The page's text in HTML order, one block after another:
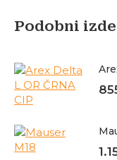
Podobni